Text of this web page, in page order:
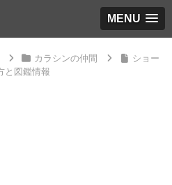
MENU
カラシンの仲間
ショー
と図鑑情報